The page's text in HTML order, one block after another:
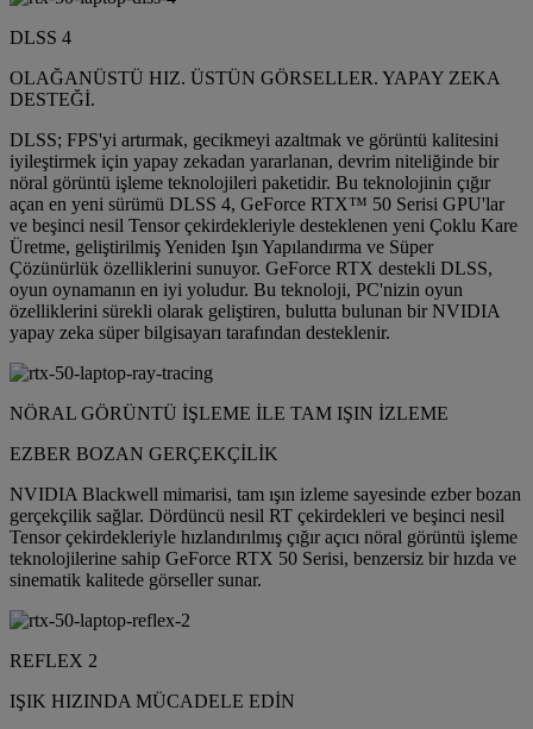
DLSS 4
OLAĞANÜSTÜ HIZ. ÜSTÜN GÖRSELLER. YAPAY ZEKA
DESTEĞİ.
DLSS; FPS'yi artırmak, gecikmeyi azaltmak ve görüntü kalitesini
iyileştirmek için yapay zekadan yararlanan, devrim niteliğinde bir
nöral görüntü işleme teknolojileri paketidir. Bu teknolojinin çığır
açan en yeni sürümü DLSS 4, GeForce RTX™ 50 Serisi GPU'lar
ve beşinci nesil Tensor çekirdekleriyle desteklenen yeni Çoklu Kare
Üretme, geliştirilmiş Yeniden Işın Yapılandırma ve Süper
Çözünürlük özelliklerini sunuyor. GeForce RTX destekli DLSS,
oyun oynamanın en iyi yoludur. Bu teknoloji, PC'nizin oyun
özelliklerini sürekli olarak geliştiren, bulutta bulunan bir NVIDIA
yapay zeka süper bilgisayarı tarafından desteklenir.
NÖRAL GÖRÜNTÜ İŞLEME İLE TAM IŞIN İZLEME
EZBER BOZAN GERÇEKÇİLİK
NVIDIA Blackwell mimarisi, tam ışın izleme sayesinde ezber bozan
gerçekçilik sağlar. Dördüncü nesil RT çekirdekleri ve beşinci nesil
Tensor çekirdekleriyle hızlandırılmış çığır açıcı nöral görüntü işleme
teknolojilerine sahip GeForce RTX 50 Serisi, benzersiz bir hızda ve
sinematik kalitede görseller sunar.
REFLEX 2
IŞIK HIZINDA MÜCADELE EDİN